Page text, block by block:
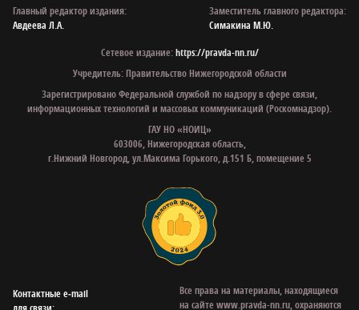
Главный редактор издания:
Авдеева Л.А.
Заместитель главного редактора:
Симакина М.Ю.
Сетевое издание:https://pravda-nn.ru/
Учредитель: Правительство Нижегородской области
Зарегистрировано Федеральной службой по надзору в сфере связи,
информационных технологий и массовых коммуникаций (Роскомнадзор).
ГАУ НО «НОИЦ»
603006, Нижегородская область,
г.Нижний Новгород, ул.Максима Горького, д.151 Б, помещение 5
Контактные e‑mail
Все права на материалы, находящиеся
на сайте www.pravda-nn.ru, охраняются